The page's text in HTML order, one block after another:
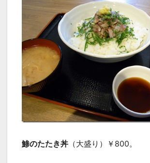
鯵のたたき丼 （大盛り）￥800。